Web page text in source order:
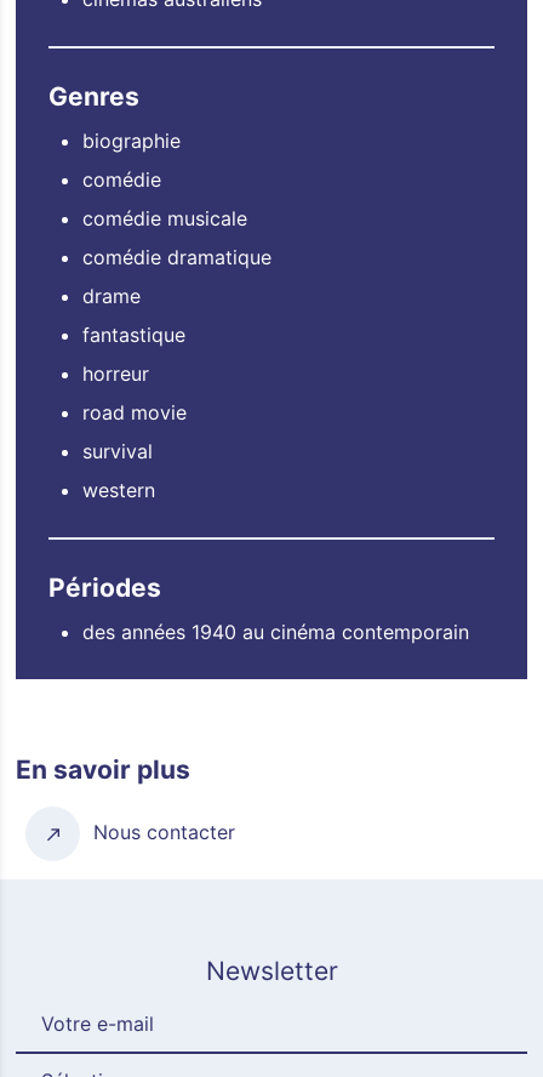
Genres
biographie
comédie
comédie musicale
comédie dramatique
drame
fantastique
horreur
road movie
survival
western
Périodes
des années 1940 au cinéma contemporain
En savoir plus
Nous contacter
Newsletter